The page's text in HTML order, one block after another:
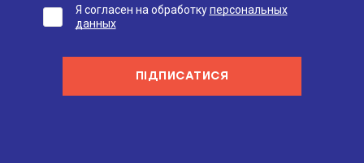
Я согласен на обработкуперсональных
данных
ПІДПИСАТИСЯ